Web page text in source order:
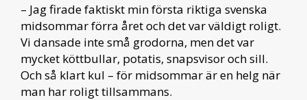
– Jag firade faktiskt min första riktiga svenska
midsommar förra året och det var väldigt roligt.
Vi dansade inte små grodorna, men det var
mycket köttbullar, potatis, snapsvisor och sill.
Och så klart kul – för midsommar är en helg när
man har roligt tillsammans.